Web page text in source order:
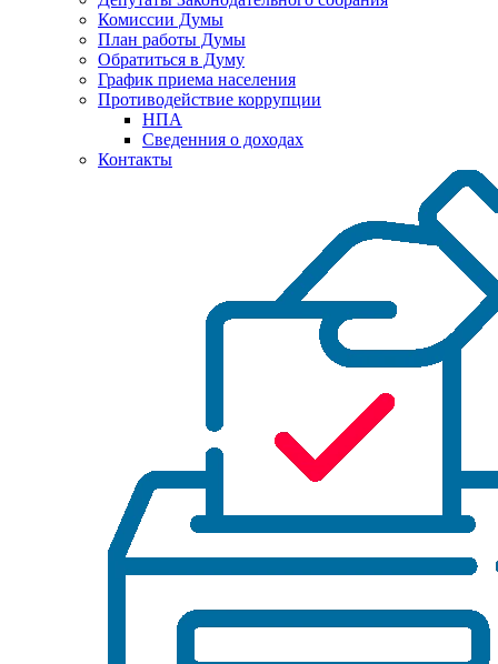
Комиссии Думы
План работы Думы
Обратиться в Думу
График приема населения
Противодействие коррупции
НПА
Сведенния о доходах
Контакты